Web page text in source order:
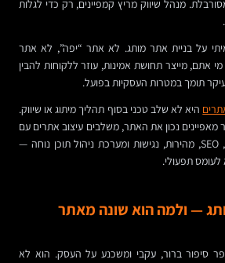
מנהל שיווק מריץ קמפיינים, רק כדי לגלות
על בניית אתר מותג. לא אתר “יפה”, לא אתר
אתם, מייצר תחושת אמינות, עוזר ללקוחות להבין
תומך במטרות העסקיות בפועל.
היא לא שלב טכני בסוף תהליך מיתוג או שיווק.
נכון את האתר, משלבים עיצוב אתרים עם
תוכן מדויק, חוויית משתמש, SEO, מהירות, נגישות ומערכת ניהול תוכן נוחה —
תפעולי.
— ולמה הוא שונה מאתר
סיפור ברור, עקבי ומשכנע על העסק. הוא לא